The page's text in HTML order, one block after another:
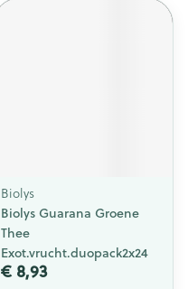
Biolys
Biolys Guarana Groene
Thee
Exot.vrucht.duopack2x24
€ 8,93